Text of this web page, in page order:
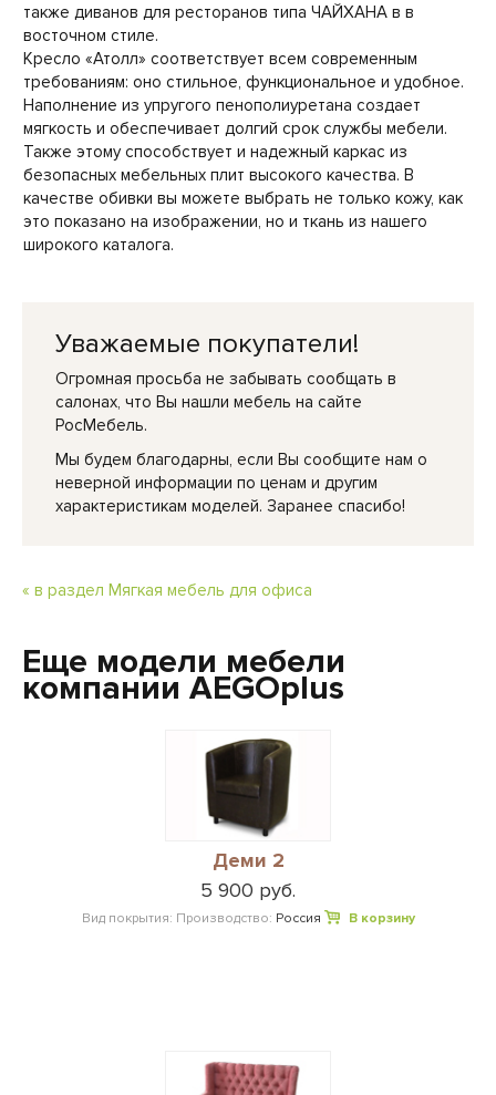
также диванов для ресторанов типа ЧАЙХАНА в в
восточном стиле.
Кресло «Атолл» соответствует всем современным
требованиям: оно стильное, функциональное и удобное.
Наполнение из упругого пенополиуретана создает
мягкость и обеспечивает долгий срок службы мебели.
Также этому способствует и надежный каркас из
безопасных мебельных плит высокого качества. В
качестве обивки вы можете выбрать не только кожу, как
это показано на изображении, но и ткань из нашего
широкого каталога.
Уважаемые покупатели!
Огромная просьба не забывать сообщать в
салонах, что Вы нашли мебель на сайте
РосМебель.
Мы будем благодарны, если Вы сообщите нам о
неверной информации по ценам и другим
характеристикам моделей. Заранее спасибо!
« в раздел Мягкая мебель для офиса
Еще модели мебели
компании AEGOplus
Деми 2
5 900 руб.
Вид покрытия: Производство: Россия В корзину